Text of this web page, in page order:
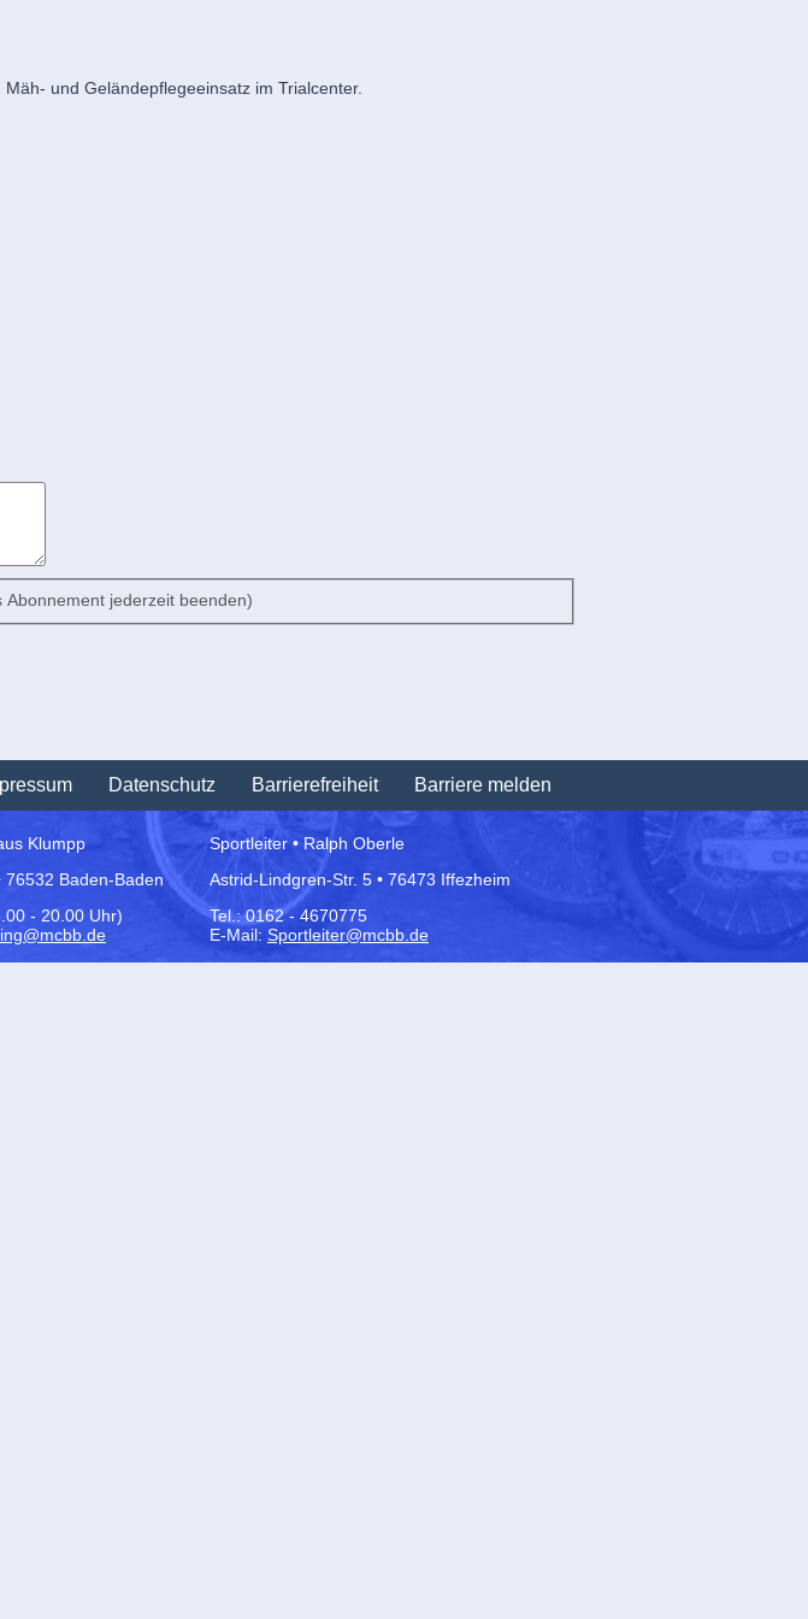
und Geländepflegeeinsatz im Trialcenter.
jederzeit beenden)
Datenschutz Barrierefreiheit Barriere melden
Klumpp
76532 Baden-Baden
- 20.00 Uhr)
Sportleiter • Ralph Oberle
Astrid-Lindgren-Str. 5 • 76473 Iffezheim
Tel.: 0162 - 4670775
E-Mail: Sportleiter@mcbb.de